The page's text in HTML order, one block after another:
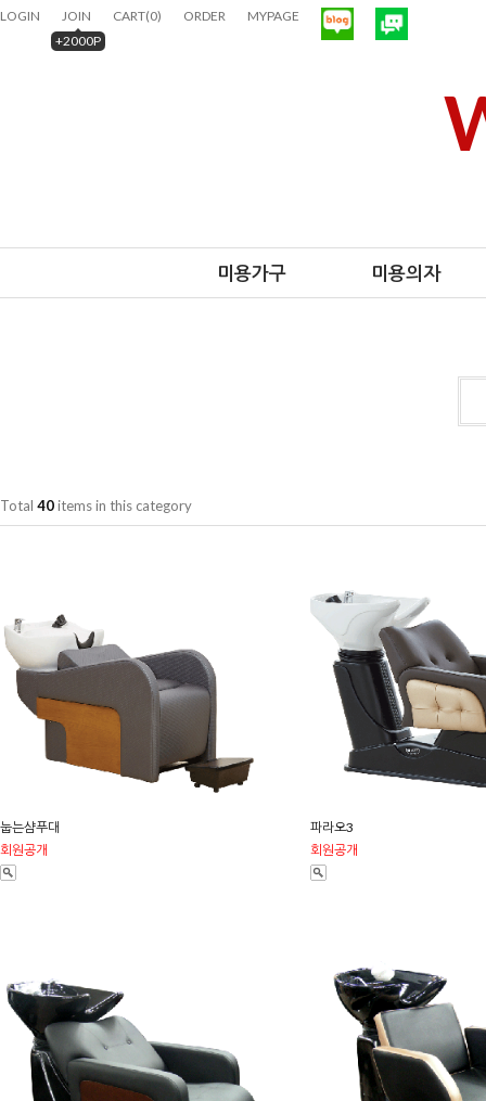
LOGIN
JOIN
+2000P
CART(0) ORDER MYPAGE
미용가구 미용의자
Total 40items in this category
눕는샴푸대
회원공개
파라오3
회원공개